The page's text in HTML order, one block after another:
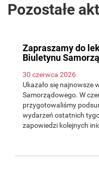
Pozostałe
Zapraszamy do
Biuletynu
30 czerwca 2026
Ukazało się najnowsze
Samorządowego. W
przygotowaliśmy
wydarzeń ostatnich
zapowiedzi kolejnych